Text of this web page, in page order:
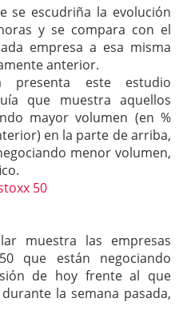
se escudriña la evolución
y se compara con el
empresa a esa misma
anterior.
presenta este estudio
que muestra aquellos
mayor volumen (en %
en la parte de arriba,
menor volumen,
muestra las empresas
que están negociando
de hoy frente al que
la semana pasada,